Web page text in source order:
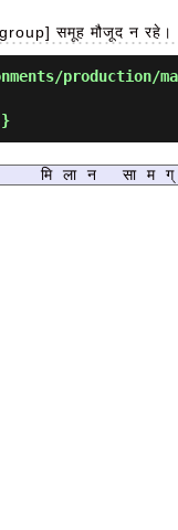
समूह मौजूद न रहे।
production/
मिलान